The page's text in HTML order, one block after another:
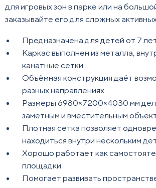
для игровых зон в парке или на
заказывайте его для сложных
Предназначена для детей от 7
Каркас выполнен из металла,
канатные сетки
Объёмная конструкция даёт
разных направлениях
Размеры 6980×7200×4030 мм
заметным и вместительным
Плотная сетка позволяет
находиться внутри нескольким
Хорошо работает как
площадки
Помогает развивать